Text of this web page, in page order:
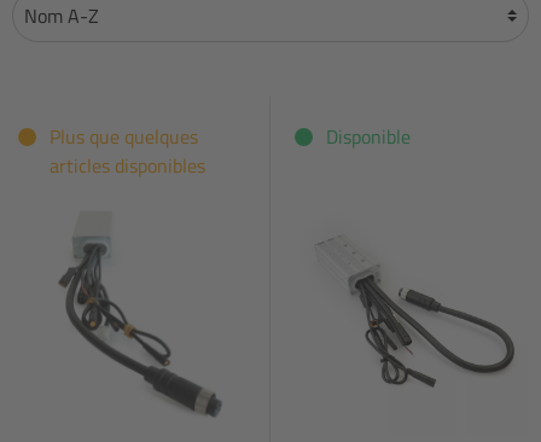
Plus que quelques
articles disponibles
Disponible